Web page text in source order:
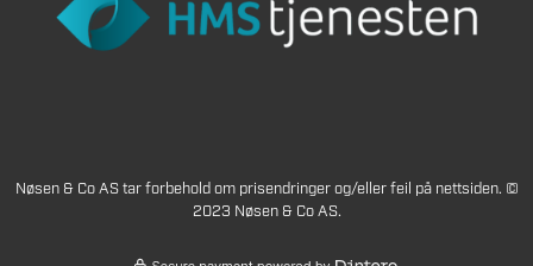
Nøsen & Co AS tar forbehold om prisendringer og/eller feil på nettsiden. ©
2023 Nøsen & Co AS.